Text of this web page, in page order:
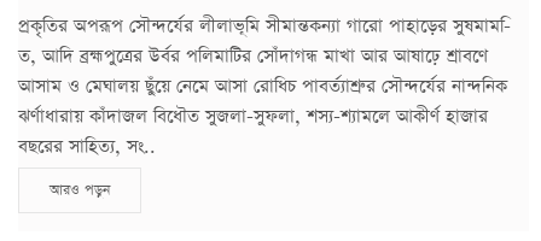
প্রকৃতির অপরূপ সৌন্দর্যের লীলাভূমি সীমান্তকন্যা গারো পাহাড়ের সুষমাম-ি
ত, আদি ব্রহ্মপুত্রের উর্বর পলিমাটির সোঁদাগন্ধ মাখা আর আষাঢ়ে শ্রাবণে
আসাম ও মেঘালয় ছুঁয়ে নেমে আসা রোধিচ পাবর্ত্যাশ্রুর সৌন্দর্যের নান্দনিক
ঝর্ণাধারায় কাঁদাজল বিধৌত সুজলা-সুফলা, শস্য-শ্যামলে আকীর্ণ হাজার
বছরের সাহিত্য, সং..
আরও পড়ুন